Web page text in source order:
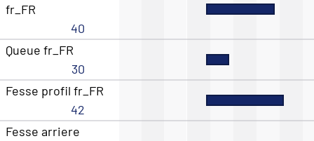
fr_FR
40
Queue fr_FR
30
Fesse profil fr_FR
42
Fesse arriere